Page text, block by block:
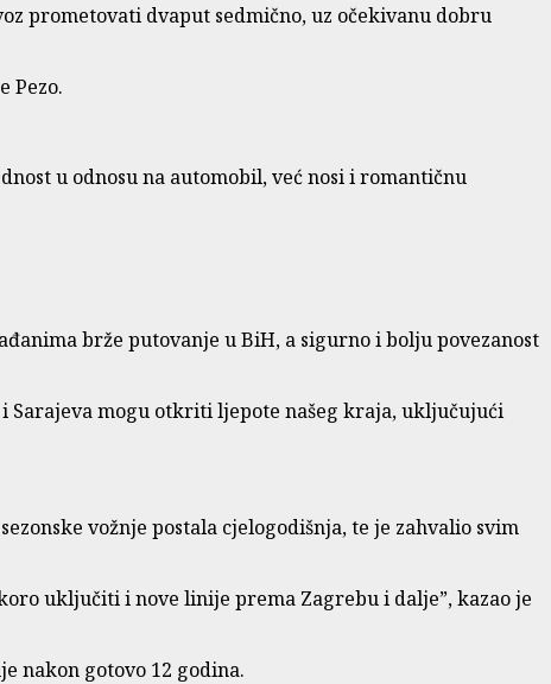
prometovati dvaput sedmično, uz očekivanu dobru
Pezo.
u odnosu na automobil, već nosi i romantičnu
brže putovanje u BiH, a sigurno i bolju povezanost
Sarajeva mogu otkriti ljepote našeg kraja, uključujući
vožnje postala cjelogodišnja, te je zahvalio svim
uključiti i nove linije prema Zagrebu i dalje”, kazao je
nakon gotovo 12 godina.